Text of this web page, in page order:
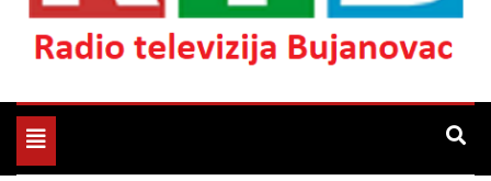
РТБ Бујановац
Toggle
navigation